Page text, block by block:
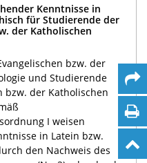
Kenntnisse in
für Studierende der
der Katholischen
bzw. der
und Studierende
bzw. der Katholischen
I weisen
in Latein bzw.
den Nachweis des